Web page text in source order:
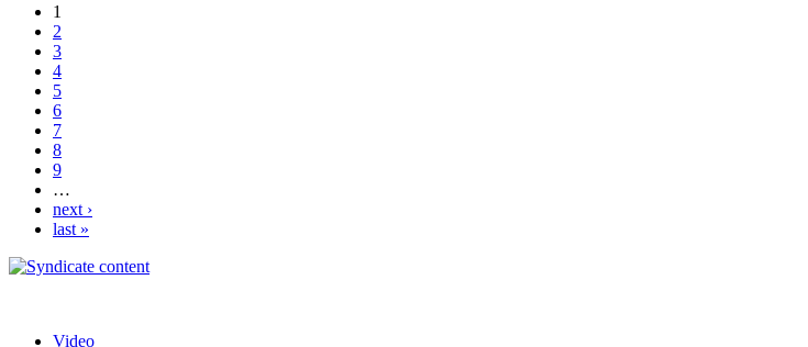
1
2
3
4
5
6
7
8
9
…
next ›
last »
Video